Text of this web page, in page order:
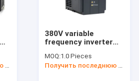
Получить последнюю цену
380V variable
frequency inverter
motor drives for
elevator application
MOQ:1.0 Pieces
Получить последнюю цену